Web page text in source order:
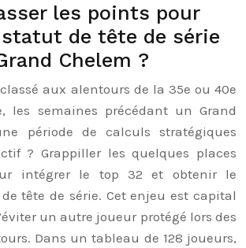
les points pour
de tête de série
Chelem ?
aux alentours de la 35e ou 40e
les semaines précédant un Grand
période de calculs stratégiques
? Grappiller les quelques places
intégrer le top 32 et obtenir le
tête de série. Cet enjeu est capital
un autre joueur protégé lors des
Dans un tableau de 128 joueurs,